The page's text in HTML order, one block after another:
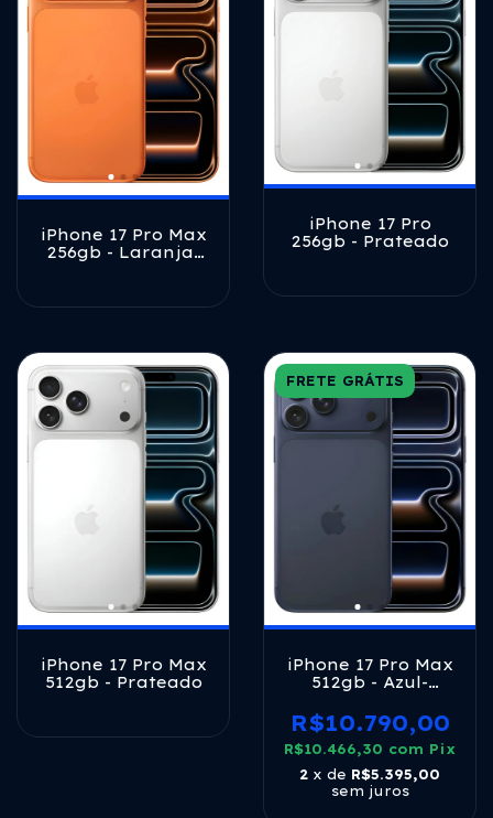
iPhone 17 Pro Max
256gb - Laranja-
iPhone 17 Pro
256gb - Prateado
iPhone 17 Pro Max
512gb - Prateado
FRETE GRÁTIS
iPhone 17 Pro Max
512gb - Azul-
R$10.790,00
R$10.466,30 com Pix
2 x de R$5.395,00
sem juros